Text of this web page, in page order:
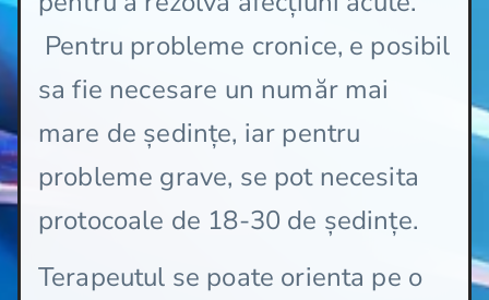
Pentru probleme cronice, e posibil
sa fie necesare un număr mai
mare de ședințe, iar pentru
probleme grave, se pot necesita
protocoale de 18-30 de ședințe.
Terapeutul se poate orienta pe o